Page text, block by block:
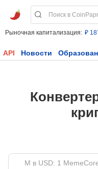
Рыночная капитализация: ₽
API Новости
M в USD: 1